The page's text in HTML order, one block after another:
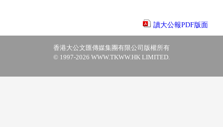
讀大公報PDF版面
香港大公文匯傳媒集團有限公司版權所有
© 1997-2026 WWW.TKWW.HK LIMITED.